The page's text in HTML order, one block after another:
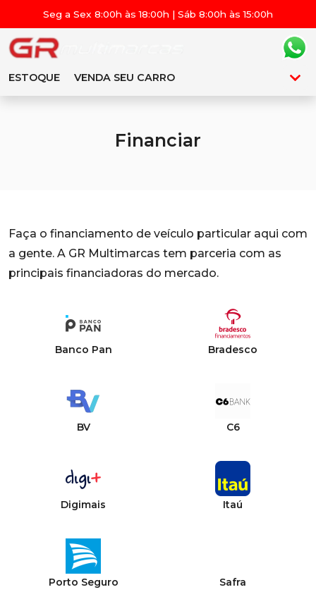
Seg a Sex 8:00h às 18:00h | Sáb 8:00h às 15:00h
ESTOQUE VENDA SEU CARRO
Financiar
Faça o financiamento de veículo particular aqui com
a gente. A GR Multimarcas tem parceria com as
principais financiadoras do mercado.
Banco Pan Bradesco
BV C6
Digimais Itaú
Porto Seguro Safra